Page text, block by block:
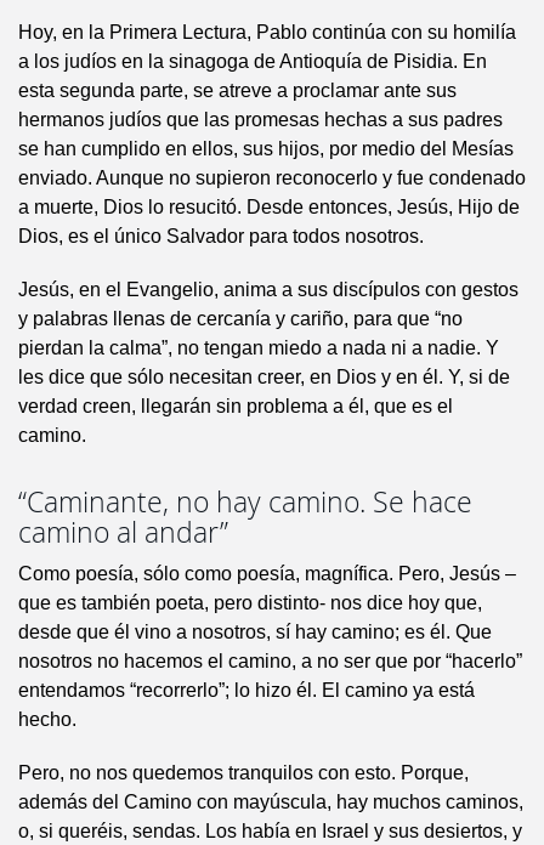
Hoy, en la Primera Lectura, Pablo continúa con su homilía
a los judíos en la sinagoga de Antioquía de Pisidia. En
esta segunda parte, se atreve a proclamar ante sus
hermanos judíos que las promesas hechas a sus padres
se han cumplido en ellos, sus hijos, por medio del Mesías
enviado. Aunque no supieron reconocerlo y fue condenado
a muerte, Dios lo resucitó. Desde entonces, Jesús, Hijo de
Dios, es el único Salvador para todos nosotros.
Jesús, en el Evangelio, anima a sus discípulos con gestos
y palabras llenas de cercanía y cariño, para que “no
pierdan la calma”, no tengan miedo a nada ni a nadie. Y
les dice que sólo necesitan creer, en Dios y en él. Y, si de
verdad creen, llegarán sin problema a él, que es el
camino.
“Caminante, no hay camino. Se hace
camino al andar”
Como poesía, sólo como poesía, magnífica. Pero, Jesús –
que es también poeta, pero distinto- nos dice hoy que,
desde que él vino a nosotros, sí hay camino; es él. Que
nosotros no hacemos el camino, a no ser que por “hacerlo”
entendamos “recorrerlo”; lo hizo él. El camino ya está
hecho.
Pero, no nos quedemos tranquilos con esto. Porque,
además del Camino con mayúscula, hay muchos caminos,
o, si queréis, sendas. Los había en Israel y sus desiertos, y